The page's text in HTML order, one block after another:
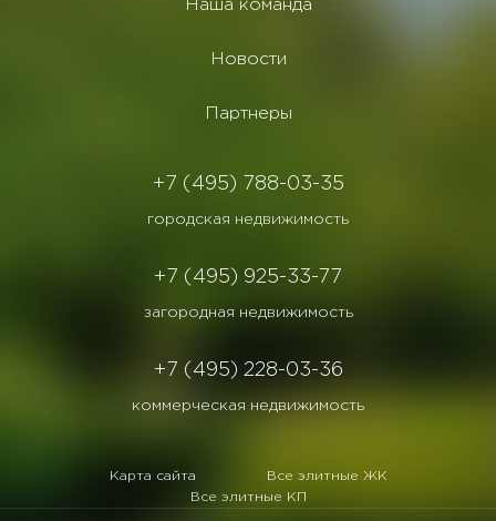
Наша команда
Новости
Партнеры
+7 (495) 788-03-35
городская недвижимость
+7 (495) 925-33-77
загородная недвижимость
+7 (495) 228-03-36
коммерческая недвижимость
Карта сайта
Все элитные ЖК
Все элитные КП